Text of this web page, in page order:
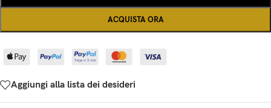
ACQUISTA ORA
Aggiungi alla lista dei desideri